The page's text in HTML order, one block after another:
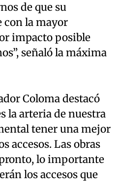
de que su
con la mayor
impacto posible
señaló la máxima
Coloma destacó
la arteria de nuestra
tener una mejor
accesos. Las obras
lo importante
los accesos que